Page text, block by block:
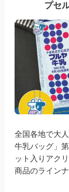
プセ
全国各地で大
牛乳バッグ」
ット入りアク
商品のライン